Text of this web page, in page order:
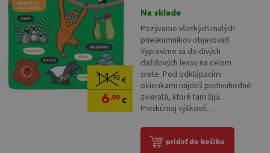
11,90€
6,90€
Na sklade
Pozývame všetkých malých
prieskumníkov objavovať!
Vypravíme sa do divých
dažďových lesov na celom
svete. Pod odklápacími
okienkami nájdeš podivuhodné
zvieratá, ktoré tam žijú.
Preskúmaj výškové...
pridať do košíka